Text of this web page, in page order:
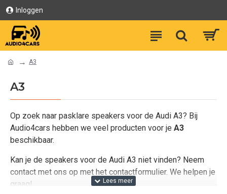
Inloggen
A3
A3
Op zoek naar pasklare speakers voor de Audi A3? Bij
Audio4cars hebben we veel producten voor je A3
beschikbaar.
Kan je de speakers voor de Audi A3 niet vinden? Neem
contact met ons op met het contactformulier. We helpen je
graag!